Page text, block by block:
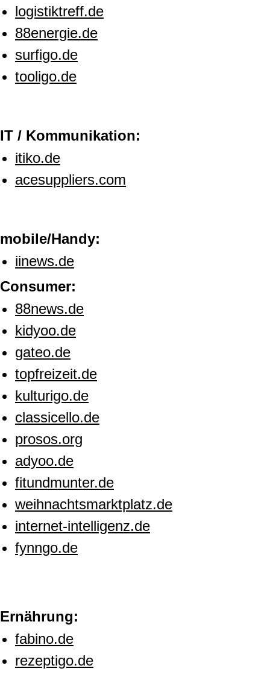
logistiktreff.de
88energie.de
surfigo.de
tooligo.de
IT / Kommunikation:
itiko.de
acesuppliers.com
mobile/Handy:
iinews.de
Consumer:
88news.de
kidyoo.de
gateo.de
topfreizeit.de
kulturigo.de
classicello.de
prosos.org
adyoo.de
fitundmunter.de
weihnachtsmarktplatz.de
internet-intelligenz.de
fynngo.de
Ernährung:
fabino.de
rezeptigo.de